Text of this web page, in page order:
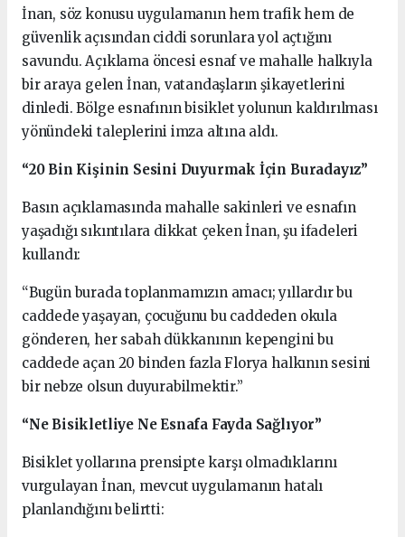
İnan, söz konusu uygulamanın hem trafik hem de
güvenlik açısından ciddi sorunlara yol açtığını
savundu. Açıklama öncesi esnaf ve mahalle halkıyla
bir araya gelen İnan, vatandaşların şikayetlerini
dinledi. Bölge esnafının bisiklet yolunun kaldırılması
yönündeki taleplerini imza altına aldı.
“20 Bin Kişinin Sesini Duyurmak İçin Buradayız”
Basın açıklamasında mahalle sakinleri ve esnafın
yaşadığı sıkıntılara dikkat çeken İnan, şu ifadeleri
kullandı:
“Bugün burada toplanmamızın amacı; yıllardır bu
caddede yaşayan, çocuğunu bu caddeden okula
gönderen, her sabah dükkanının kepengini bu
caddede açan 20 binden fazla Florya halkının sesini
bir nebze olsun duyurabilmektir.”
“Ne Bisikletliye Ne Esnafa Fayda Sağlıyor”
Bisiklet yollarına prensipte karşı olmadıklarını
vurgulayan İnan, mevcut uygulamanın hatalı
planlandığını belirtti: